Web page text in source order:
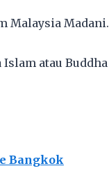
Malaysia Madani.
Islam atau
Bangkok